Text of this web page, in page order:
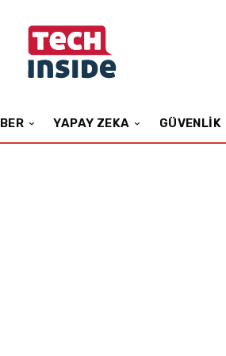
YAPAY ZEKA GÜVENLIK